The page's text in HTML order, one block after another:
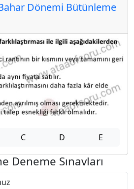
Dönemi Bütünleme
C D E
Deneme Sınavları